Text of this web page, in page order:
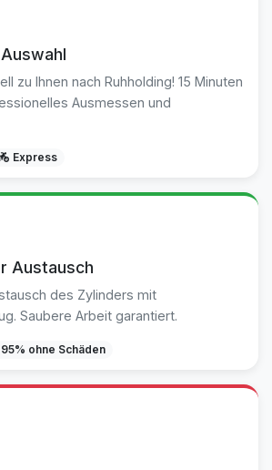
zu Ihnen nach Ruhholding! 15 Minuten
Ausmessen und
Express
Austausch
des Zylinders mit
Saubere Arbeit garantiert.
95% ohne Schäden